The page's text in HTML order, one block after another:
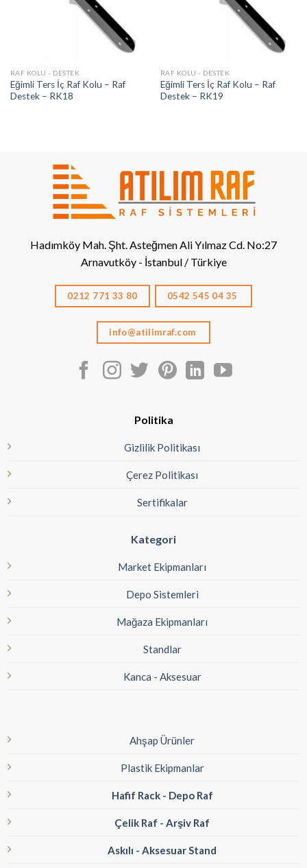
RAF KOLU - DESTEK
Eğimli Ters İç Raf Kolu – Raf
Destek – RK18
RAF KOLU - DESTEK
Eğimli Ters İç Raf Kolu – Raf
Destek – RK19
Hadımköy Mah. Şht. Asteğmen Ali Yılmaz Cd. No:27
Arnavutköy - İstanbul / Türkiye
0212 771 33 80 0542 545 04 35
info@atilimraf.com
Politika
Gizlilik Politikası
Çerez Politikası
Sertifikalar
Kategori
Market Ekipmanları
Depo Sistemleri
Mağaza Ekipmanları
Standlar
Kanca - Aksesuar
Ahşap Ürünler
Plastik Ekipmanlar
Hafif Rack - Depo Raf
Çelik Raf - Arşiv Raf
Askılı - Aksesuar Stand